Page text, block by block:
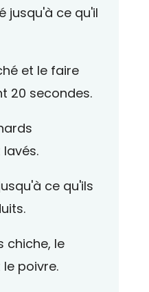
jusqu'à ce qu'il
et le faire
20 secondes.
ce qu'ils
chiche, le
poivre.